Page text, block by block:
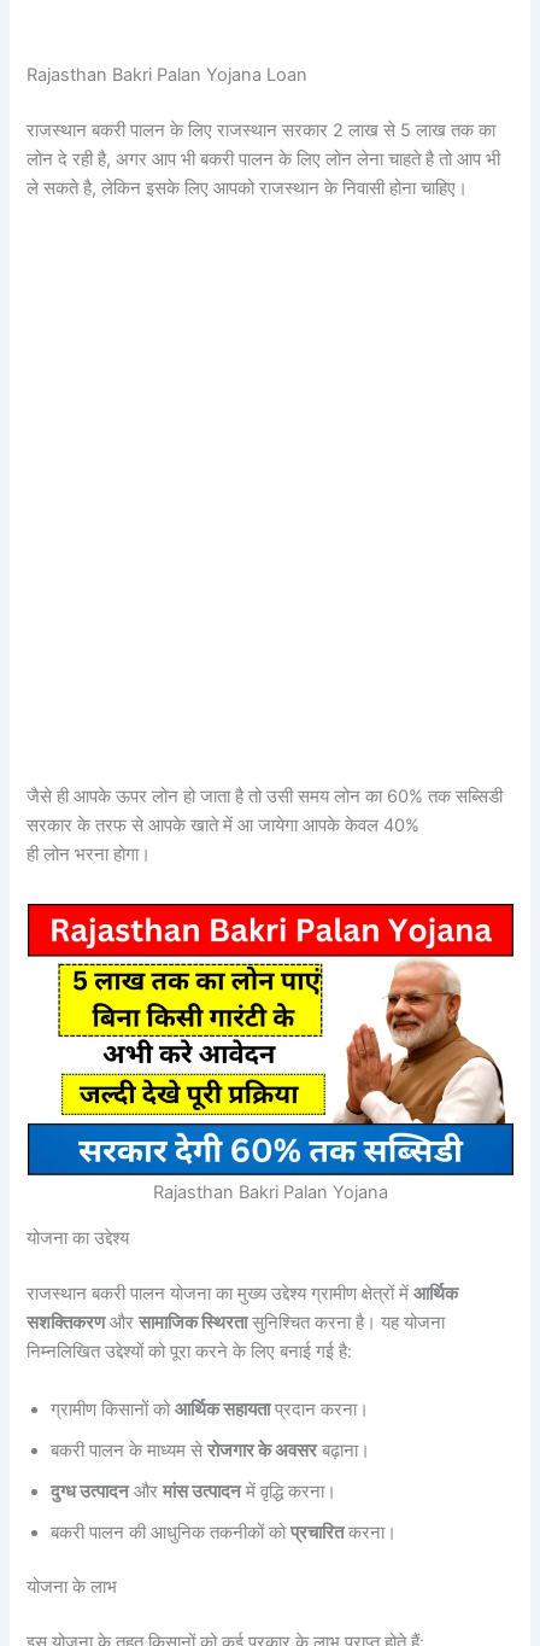
Rajasthan Bakri Palan Yojana Loan
राजस्थान बकरी पालन के लिए राजस्थान सरकार 2 लाख से 5 लाख तक का
लोन दे रही है, अगर आप भी बकरी पालन के लिए लोन लेना चाहते है तो आप भी
ले सकते है, लेकिन इसके लिए आपको राजस्थान के निवासी होना चाहिए।
जैसे ही आपके ऊपर लोन हो जाता है तो उसी समय लोन का 60% तक सब्सिडी
सरकार के तरफ से आपके खाते में आ जायेगा आपके केवल 40%
ही लोन भरना होगा।
Rajasthan Bakri Palan Yojana
योजना का उद्देश्य
राजस्थान बकरी पालन योजना का मुख्य उद्देश्य ग्रामीण क्षेत्रों मेंआर्थिक
सशक्तिकरणऔरसामाजिक स्थिरतासुनिश्चित करना है। यह योजना
निम्नलिखित उद्देश्यों को पूरा करने के लिए बनाई गई है:
ग्रामीण किसानों कोआर्थिक सहायताप्रदान करना।
बकरी पालन के माध्यम सेरोजगार के अवसरबढ़ाना।
दुग्ध उत्पादनऔरमांस उत्पादनमें वृद्धि करना।
बकरी पालन की आधुनिक तकनीकों कोप्रचारितकरना।
योजना के लाभ